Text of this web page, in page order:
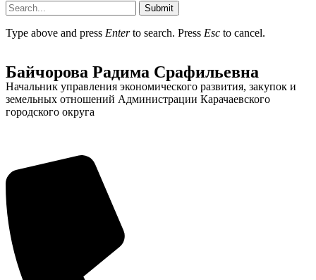
Submit
Type above and press Enterto search. Press Esc to cancel.
Байчорова Радима Срафильевна
Начальник управления экономического развития, закупок и
земельных отношений Администрации Карачаевского
городского округа